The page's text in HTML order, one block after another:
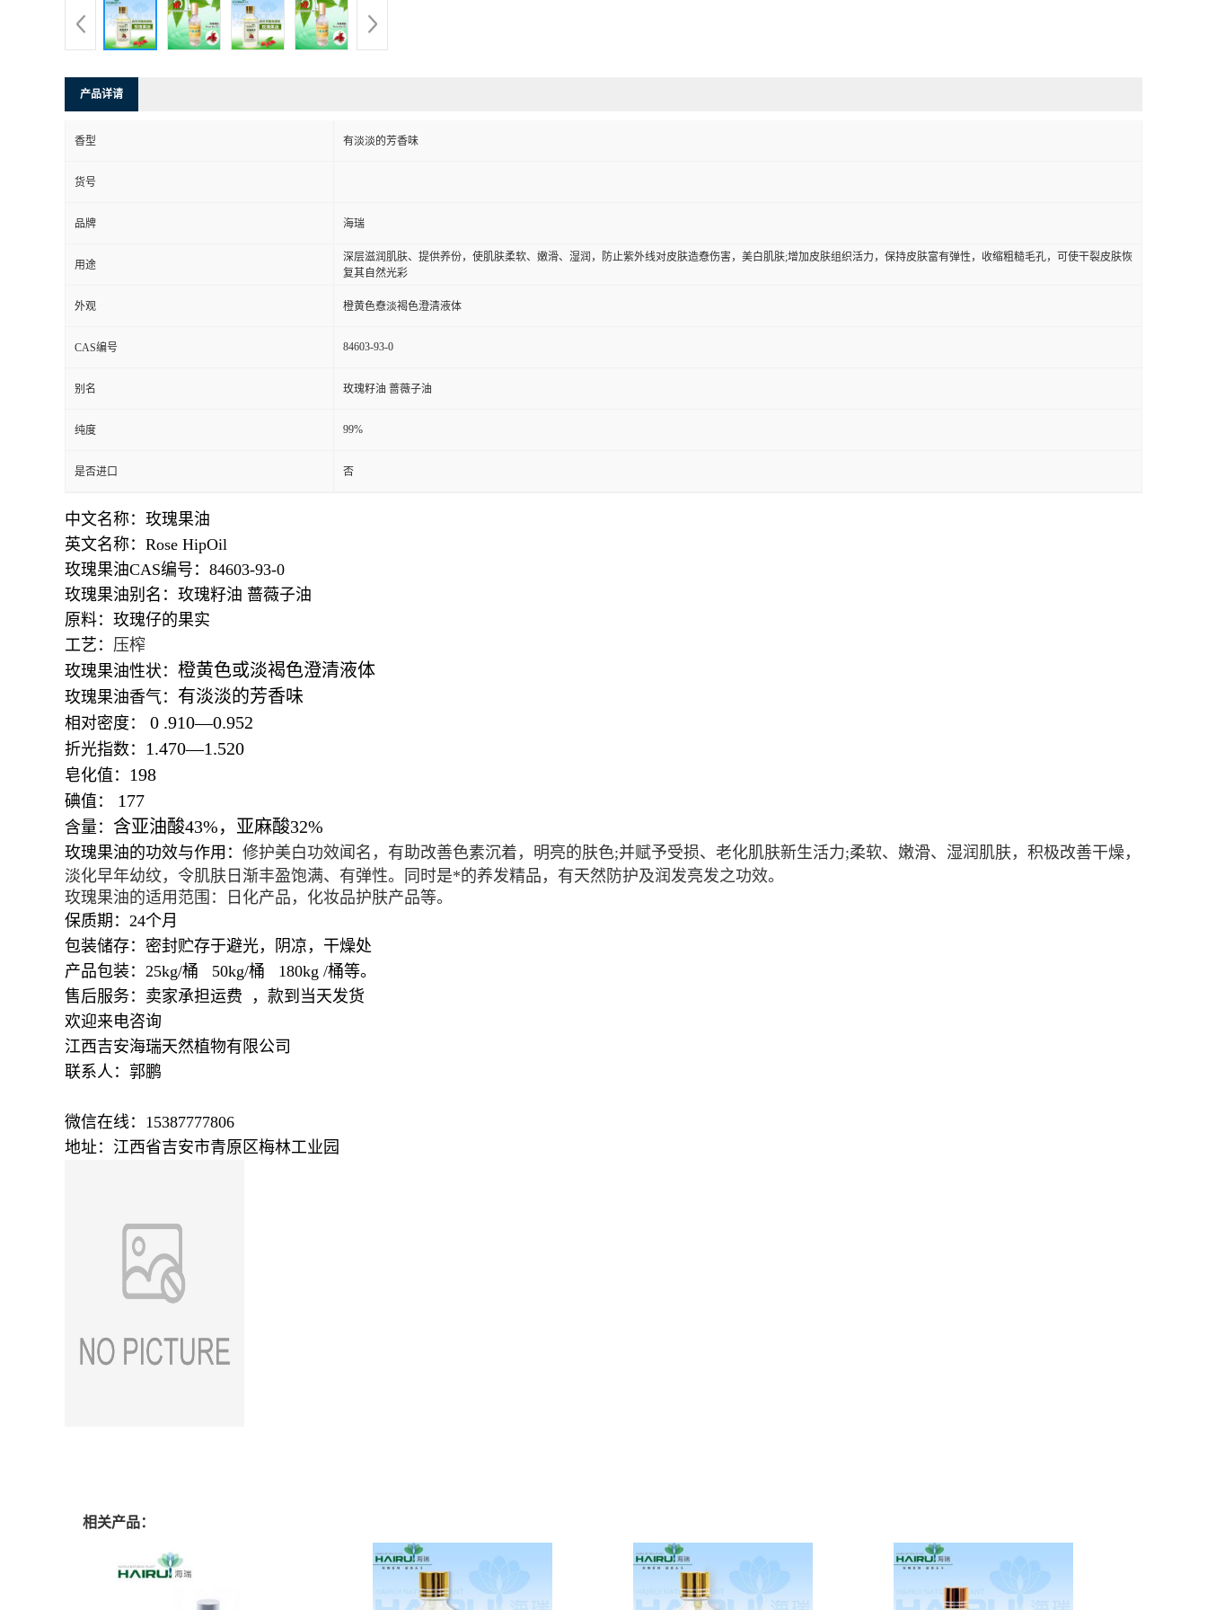
产品详请
香型 有淡淡的芳香味
货号
品牌 海瑞
用途
深层滋润肌肤、提供养份，使肌肤柔软、嫩滑、湿润，防止紫外线对皮肤造憃伤害，美白肌肤;增加皮肤组织活力，保持皮肤富有弹性，收缩粗糙毛孔，可使干裂皮肤恢
复其自然光彩
外观 橙黄色憃淡褐色澄清液体
CAS编号 84603-93-0
别名 玫瑰籽油 蔷薇子油
纯度 99%
是否进口 否
中文名称：玫瑰果油
英文名称：Rose HipOil
玫瑰果油CAS编号：84603-93-0
玫瑰果油别名：玫瑰籽油 蔷薇子油
原料：玫瑰仔的果实
工艺： 压榨
玫瑰果油性状： 橙黄色或淡褐色澄清液体
玫瑰果油香气： 有淡淡的芳香味
相对密度： 0 .910—0.952
折光指数： 1.470—1.520
皂化值： 198
碘值： 177
含量： 含亚油酸43%，亚麻酸32%
玫瑰果油的功效与作用： 修护美白功效闻名，有助改善色素沉着，明亮的肤色;并赋予受损、老化肌肤新生活力;柔软、嫩滑、湿润肌肤，积极改善干燥，
淡化早年幼纹，令肌肤日渐丰盈饱满、有弹性。同时是*的养发精品，有天然防护及润发亮发之功效。
玫瑰果油的适用范围：日化产品，化妆品护肤产品等。
保质期：24个月
包装储存：密封贮存于避光，阴凉，干燥处
产品包装：25kg/桶 50kg/桶 180kg /桶等。
售后服务：卖家承担运费 ，款到当天发货
欢迎来电咨询
江西吉安海瑞天然植物有限公司
联系人：郭鹏
微信在线：15387777806
地址：江西省吉安市青原区梅林工业园
相关产品：